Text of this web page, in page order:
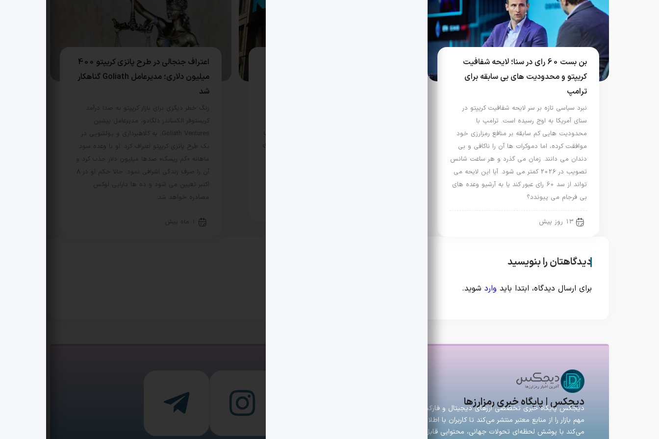
بن بست 60 رای در سنا؛ لایحه شفافیت
کریپتو و محدودیت های بی سابقه برای
ترامپ
نبرد سیاسی تازه بر سر لایحه شفافیت کریپتو در
سنای آمریکا به اوج رسیده است. ترامپ با
محدودیت هایی کم سابقه بر منافع رمزارزی خود
موافقت کرده، اما دموکرات ها آن را ناکافی و بی
دندان می دانند. زمان می گذرد و هر ساعت شانس
تصویب در 2026 کمتر می شود. آیا این لایحه می
تواند از سد 60 رای عبور کند یا به آرشیو وعده های
بی فرجام می پیوندد؟
13 روز پیش
به 5 میلیارد دلار، سرمایه گذاری 150 میلیون دلاری
اعتراف جنجالی در طرح پانزی کریپتو 400
میلیون دلاری؛ مدیرعامل Goliath گناهکار
شد
زنگ خطر دیگری برای بازار کریپتو به صدا درآمد.
کریستوفر الکساندر دلگادو، مدیرعامل پیشین
Goliath Ventures، به کلاهبرداری و پولشویی در
یک طرح پانزی کریپتو اعتراف کرد. او با وعده سود
ماهانه «کم ریسک» صدها میلیون دلار جذب کرد و
آن را صرف زندگی اشرافی نمود. حالا حکم او در 8
اکتبر تعیین می شود و ده ها دارایی لوکس
مصادره خواهد شد.
1 ماه پیش
دیدگاهتان را بنویسید
برای ارسال دیدگاه، ابتدا باید وارد شوید.
دیجکس | پایگاه خبری رمزارزها
دیجکس پایگاه خبری تخصصی ارزهای دیجیتال و فارکس است که تازه‌ترین اخبار، تحلیل‌ها و رویدادهای
مهم بازار را از منابع معتبر منتشر می‌کند تا کاربران با اطلاعاتی دقیق و به‌روز همراه باشند. تیم دیجکس تلاش
می‌کند با پوشش لحظه‌ای تحولات جهانی، محتوایی قابل اعتماد ارائه دهد. هدف ما کمک به تصمیم‌گیری